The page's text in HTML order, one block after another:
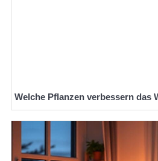
Welche Pflanzen verbessern das